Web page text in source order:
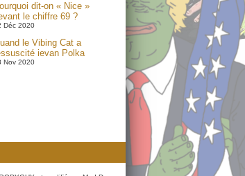
dit-on « Nice »
le chiffre 69 ?
Déc 2020
le Vibing Cat a
ievan Polka
Nov 2020